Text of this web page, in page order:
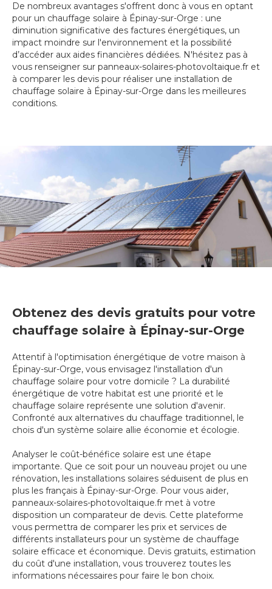
De nombreux avantages s'offrent donc à vous en optant
pour un chauffage solaire à Épinay-sur-Orge : une
diminution significative des factures énergétiques, un
impact moindre sur l'environnement et la possibilité
d’accéder aux aides financières dédiées. N'hésitez pas à
vous renseigner sur panneaux-solaires-photovoltaique.fr et
à comparer les devis pour réaliser une installation de
chauffage solaire à Épinay-sur-Orge dans les meilleures
conditions.
Obtenez des devis gratuits pour votre
chauffage solaire à Épinay-sur-Orge
Attentif à l'optimisation énergétique de votre maison à
Épinay-sur-Orge, vous envisagez l'installation d'un
chauffage solaire pour votre domicile ? La durabilité
énergétique de votre habitat est une priorité et le
chauffage solaire représente une solution d'avenir.
Confronté aux alternatives du chauffage traditionnel, le
chois d'un système solaire allie économie et écologie.
Analyser le coût-bénéfice solaire est une étape
importante. Que ce soit pour un nouveau projet ou une
rénovation, les installations solaires séduisent de plus en
plus les français à Épinay-sur-Orge. Pour vous aider,
panneaux-solaires-photovoltaique.fr met à votre
disposition un comparateur de devis. Cette plateforme
vous permettra de comparer les prix et services de
différents installateurs pour un système de chauffage
solaire efficace et économique. Devis gratuits, estimation
du coût d'une installation, vous trouverez toutes les
informations nécessaires pour faire le bon choix.